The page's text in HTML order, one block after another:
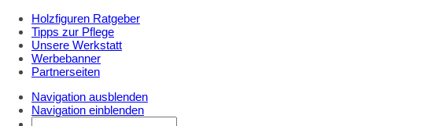
Holzfiguren Ratgeber
Tipps zur Pflege
Unsere Werkstatt
Werbebanner
Partnerseiten
Navigation ausblenden
Navigation einblenden